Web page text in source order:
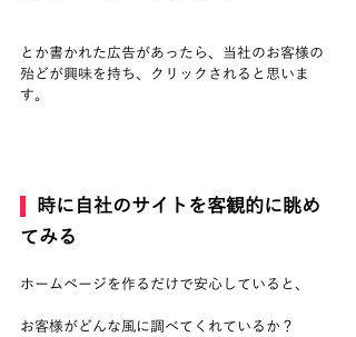
とか書かれた広告があったら、当社のお客様の
殆どが興味を持ち、クリックされると思いま
す。
  時に自社のサイトを客観的に眺め
てみる
ホームページを作るだけで安心していると、
お客様がどんな風に調べてくれているか？